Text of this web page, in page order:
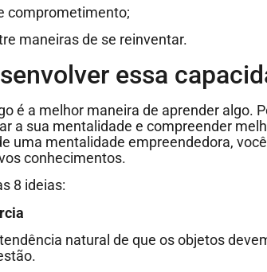
comprometimento;
maneiras de se reinventar.
essa
é a melhor maneira de aprender algo.
a sua mentalidade e compreender
uma mentalidade empreendedora,
conhecimentos.
8 ideias:
natural de que os objetos